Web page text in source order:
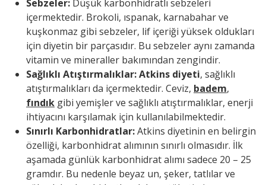
Sebzeler: Düşük karbonhidratlı sebzeleri
içermektedir. Brokoli, ıspanak, karnabahar ve
kuşkonmaz gibi sebzeler, lif içeriği yüksek oldukları
için diyetin bir parçasıdır. Bu sebzeler aynı zamanda
vitamin ve mineraller bakımından zengindir.
Sağlıklı Atıştırmalıklar: Atkins diyeti, sağlıklı
atıştırmalıkları da içermektedir. Ceviz, badem,
fındık gibi yemişler ve sağlıklı atıştırmalıklar, enerji
ihtiyacını karşılamak için kullanılabilmektedir.
Sınırlı Karbonhidratlar:Atkins diyetinin en belirgin
özelliği, karbonhidrat alımının sınırlı olmasıdır. İlk
aşamada günlük karbonhidrat alımı sadece 20 – 25
gramdır. Bu nedenle beyaz un, şeker, tatlılar ve